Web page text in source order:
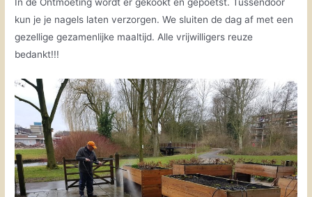
kun je je nagels laten verzorgen. We sluiten de dag af met een
gezellige gezamenlijke maaltijd. Alle vrijwilligers reuze
bedankt!!!